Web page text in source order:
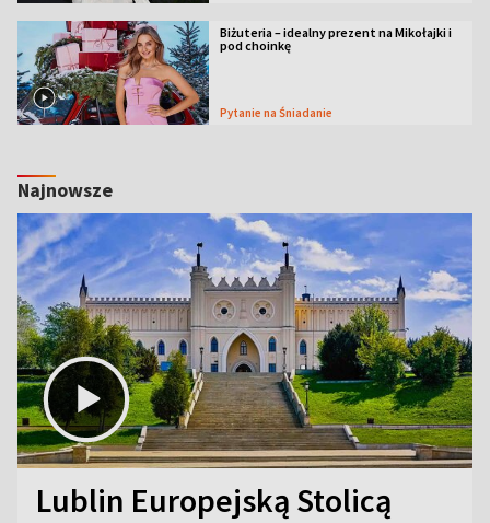
Biżuteria – idealny prezent na Mikołajki i
pod choinkę
Pytanie na Śniadanie
Najnowsze
Lublin Europejską Stolicą